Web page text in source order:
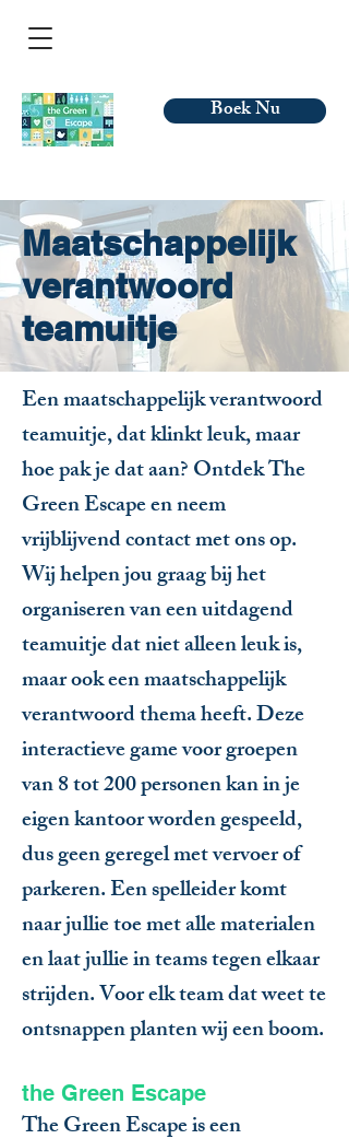
Boek Nu
Maatschappelijk
verantwoord
teamuitje
Een maatschappelijk verantwoord
teamuitje, dat klinkt leuk, maar
hoe pak je dat aan? Ontdek The
Green Escape en neem
vrijblijvend contact met ons op.
Wij helpen jou graag bij het
organiseren van een uitdagend
teamuitje dat niet alleen leuk is,
maar ook een maatschappelijk
verantwoord thema heeft. Deze
interactieve game voor groepen
van 8 tot 200 personen kan in je
eigen kantoor worden gespeeld,
dus geen geregel met vervoer of
parkeren. Een spelleider komt
naar jullie toe met alle materialen
en laat jullie in teams tegen elkaar
strijden. Voor elk team dat weet te
ontsnappen planten wij een boom.
the Green Escape
The Green Escape is een